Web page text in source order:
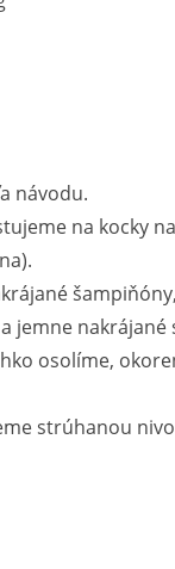
návodu.
na kocky
jemne
osolíme,
strúhanou